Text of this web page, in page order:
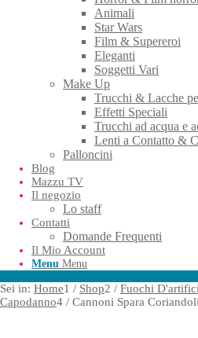
Animali
Star Wars
Film & Supereroi
Eleganti
Soggetti Vari
Make Up
Trucchi & Lacche
Effetti Speciali
Trucchi ad acqua e
Lenti a Contatto &
Palloncini
Blog
Mazzu TV
Il negozio
Lo staff
Contatti
Domande Frequenti
Il Mio Account
Menu Menu
Sei in: Home1 / Shop2 / Fuochi
Capodanno4 / Cannoni Spara